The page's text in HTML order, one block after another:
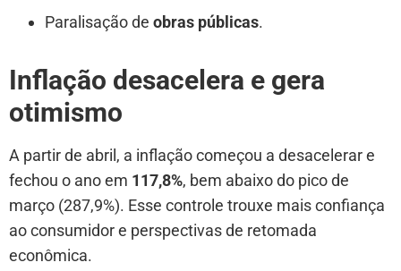
Paralisação de obras públicas.
Inflação desacelera e gera
otimismo
A partir de abril, a inflação começou a desacelerar e
fechou o ano em 117,8%, bem abaixo do pico de
março (287,9%). Esse controle trouxe mais confiança
ao consumidor e perspectivas de retomada
econômica.